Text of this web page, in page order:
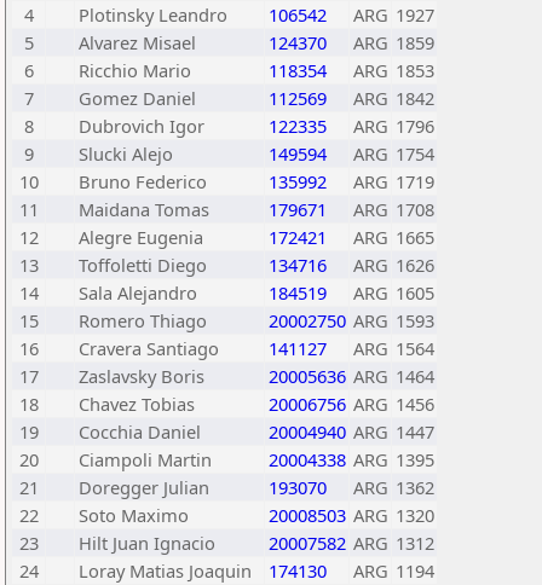
4
Plotinsky Leandro 106542 ARG 1927
5
Alvarez Misael 124370 ARG 1859
6
Ricchio Mario 118354 ARG 1853
7
Gomez Daniel 112569 ARG 1842
8
Dubrovich Igor 122335 ARG 1796
9
Slucki Alejo 149594 ARG 1754
10
Bruno Federico 135992 ARG 1719
11
Maidana Tomas 179671 ARG 1708
12
Alegre Eugenia 172421 ARG 1665
13
Toffoletti Diego 134716 ARG 1626
14
Sala Alejandro 184519 ARG 1605
15
Romero Thiago 20002750 ARG 1593
16
Cravera Santiago 141127 ARG 1564
17
Zaslavsky Boris 20005636 ARG 1464
18
Chavez Tobias 20006756 ARG 1456
19
Cocchia Daniel 20004940 ARG 1447
20
Ciampoli Martin 20004338 ARG 1395
21
Doregger Julian 193070 ARG 1362
22
Soto Maximo 20008503 ARG 1320
23
Hilt Juan Ignacio 20007582 ARG 1312
24
Loray Matias Joaquin 174130 ARG 1194